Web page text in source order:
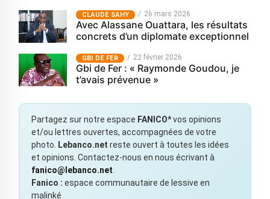
CLAUDE SAHY 26 mars 2026
Avec Alassane Ouattara, les résultats
concrets d’un diplomate exceptionnel
GBI DE FER 22 février 2026
Gbi de Fer : « Raymonde Goudou, je
t’avais prévenue »
Partagez sur notre espace FANICO*vos opinions
et/ou lettres ouvertes, accompagnées de votre
photo. Lebanco.net reste ouvert à toutes les idées
et opinions. Contactez-nous en nous écrivant à
fanico@lebanco.net.
Fanico : espace communautaire de lessive en
malinké